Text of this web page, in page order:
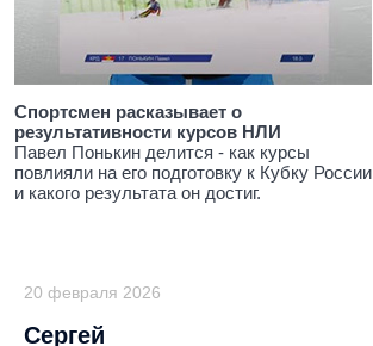
Спортсмен расказывает о
результативности курсов НЛИ
Павел Понькин делится - как курсы
повлияли на его подготовку к Кубку России
и какого результата он достиг.
20 февраля 2026
Сергей